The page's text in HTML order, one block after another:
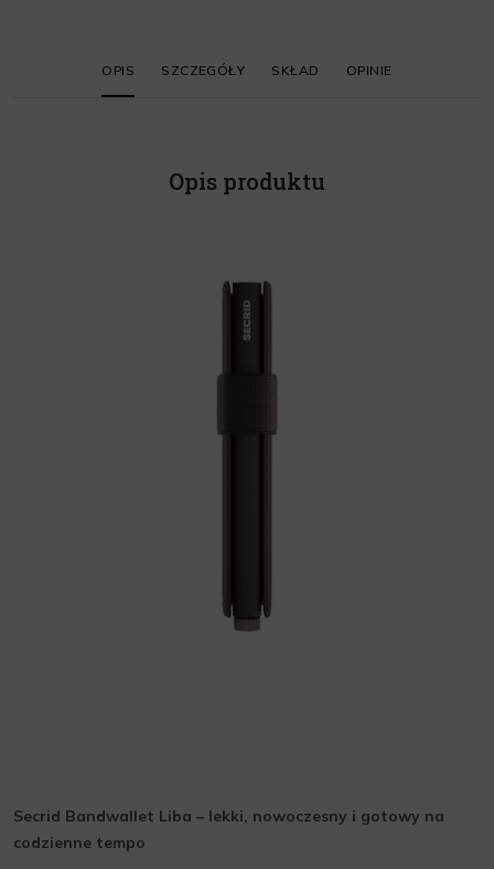
OPIS SZCZEGÓŁY SKŁAD OPINIE
Opis produktu
Secrid Bandwallet Liba – lekki, nowoczesny i gotowy na
codzienne tempo